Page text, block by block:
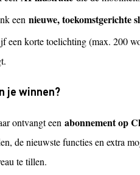
een nieuwe, toekomstgerichte
een korte toelichting (max. 200
je winnen?
ontvangt een abonnement op
de nieuwste functies en extra
te tillen.